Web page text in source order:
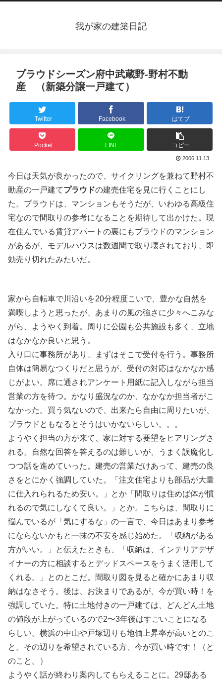
我が家の建築日記
プラウドシーズン府中武蔵野-野村不動
産 （新築分譲一戸建て）
Twitter Facebook はてブ
Pocket LINE コピー
2006.11.13
今日は天気が良かったので、サイクリングを兼ねて野村不
動産の一戸建てプラウドの建売住宅を見に行くことにし
た。プラウドは、マンションもそうだが、いわゆる高級住
宅なので間取りの参考になることを期待して出かけた。現
在住んでいる賃貸アパートの裏にもプラウドのマンション
があるが、モデルハウスは数週間で取り壊されており、即
効売り切れたみたいだ。
家から自転車で川沿いを20分程度こいで、豊かな自然を
満喫しようと思ったが、あまりの風の強さに少々へこみな
がら、ようやく到着。周りに公園も公共施設も多く、立地
はなかなか良いと思う。
入り口に事務所があり、まずはそこで受付を行う。事務所
自体は簡易なつくりだと思うが、受付の対応はなかなか感
じがよい。席に通されアンケート用紙に記入しながら担当
営業の方を待つ。かなり盛況なのか、なかなか担当者がこ
なかった。買う気ないので、出来たら自由に周りたいが、
プラウドともなるとそうはいかないらしい。。。
ようやく担当の方が来て、家に対する要望をヒアリングさ
れる。自然な回答を答えるのは難しいが、うまく誤魔化し
つつ話を進めていった。建売の営業だけあって、建売の良
さをとにかく強調していた。「注文住宅よりも部品が大量
に仕入れられるため安い。」とか「間取りは住めば体が慣
れるので気にしなくて良い。」とか。こちらは、間取りに
悩んでいるが「気にするな」の一言で、今日はあまり参考
にならないかもと一抹の不安を感じ始めた。「収納がある
方がいい。」と伝えたときも、「収納は、インテリアデザ
イナーの方に相談するとデッドスペースをうまく活用して
くれる。」とのとこだ。間取り図を見ると確かにあまり収
納はなさそう。後は、お決まりであるが、今が買い時！を
強調していた。特に土地付きの一戸建ては、どんどん土地
の値段が上がっているので2〜3年後はすごいことになる
らしい。横浜の中山や戸塚辺りも地価上昇率が高いとのこ
と。その辺りを希望されている方、今が買い時です！（と
のこと。）
ようやく話が終わり案内してもらえることに。29邸ある